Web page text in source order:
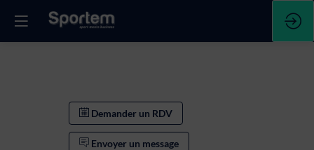
Demander un RDV
Envoyer un message